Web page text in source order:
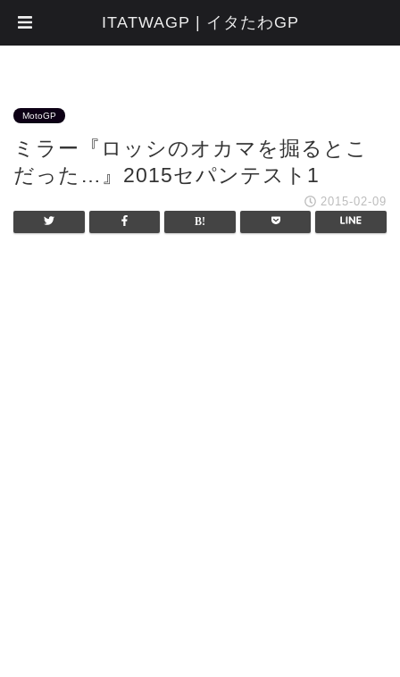
MotoGP
ミラー『ロッシのオカマを掘るとこ
だった…』2015セパンテスト1
2015-02-09
ITATWAGP | イタたわGP